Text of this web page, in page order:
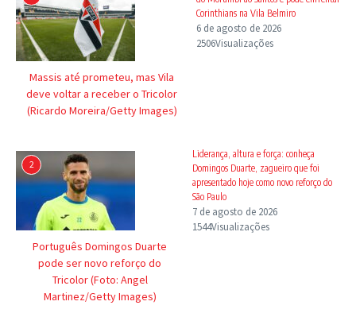
Massis até prometeu, mas Vila
deve voltar a receber o Tricolor
(Ricardo Moreira/Getty Images)
Corinthians na Vila Belmiro
6 de agosto de 2026
2506Visualizações
2
Português Domingos Duarte
pode ser novo reforço do
Tricolor (Foto: Angel
Martinez/Getty Images)
Liderança, altura e força: conheça
Domingos Duarte, zagueiro que foi
apresentado hoje como novo reforço do
São Paulo
7 de agosto de 2026
1544Visualizações